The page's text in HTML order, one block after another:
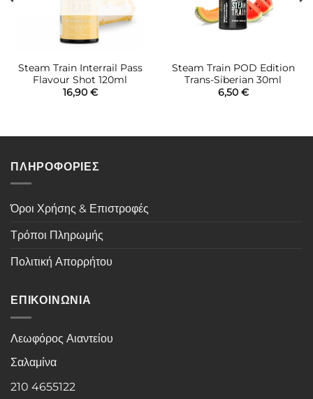
Steam Train Interrail Pass
Flavour Shot 120ml
16,90 €
Steam Train POD Edition
Trans-Siberian 30ml
6,50 €
ΠΛΗΡΟΦΟΡΙΕΣ
Όροι Χρήσης & Επιστροφές
Τρόποι Πληρωμής
Πολιτική Απορρήτου
ΕΠΙΚΟΙΝΩΝΙΑ
Λεωφόρος Αιαντείου
Σαλαμίνα
210 4655122